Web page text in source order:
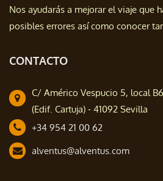
Nos ayudarás a mejorar el viaje que
posibles errores así como conocer
CONTACTO
C/ Américo Vespucio 5, local B6
(Edif. Cartuja) - 41092 Sevilla
+34 954 21 00 62
alventus@alventus.com